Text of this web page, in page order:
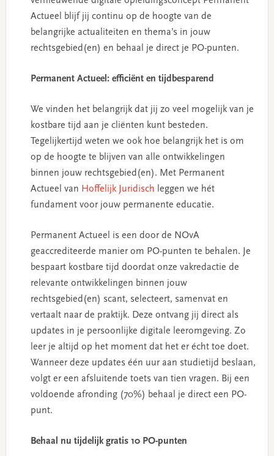
Actueel blijf jij continu op de hoogte van de
belangrijke actualiteiten en thema’s in jouw
rechtsgebied(en) en behaal je direct je PO-punten.
Permanent Actueel: efficiënt en tijdbesparend
We vinden het belangrijk dat jij zo veel mogelijk van je
kostbare tijd aan je cliënten kunt besteden.
Tegelijkertijd weten we ook hoe belangrijk het is om
op de hoogte te blijven van alle ontwikkelingen
binnen jouw rechtsgebied(en). Met Permanent
Actueel van Hoffelijk Juridisch leggen we hét
fundament voor jouw permanente educatie.
Permanent Actueel is een door de NOvA
geaccrediteerde manier om PO-punten te behalen. Je
bespaart kostbare tijd doordat onze vakredactie de
relevante ontwikkelingen binnen jouw
rechtsgebied(en) scant, selecteert, samenvat en
vertaalt naar de praktijk. Deze ontvang jij direct als
updates in je persoonlijke digitale leeromgeving. Zo
leer je altijd op het moment dat het er écht toe doet.
Wanneer deze updates één uur aan studietijd beslaan,
volgt er een afsluitende toets van tien vragen. Bij een
voldoende afronding (70%) behaal je direct een PO-
punt.
Behaal nu tijdelijk gratis 10 PO-punten